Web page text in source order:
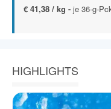
€ 41,38 / kg - je 36-g-
HIGHLIGHTS